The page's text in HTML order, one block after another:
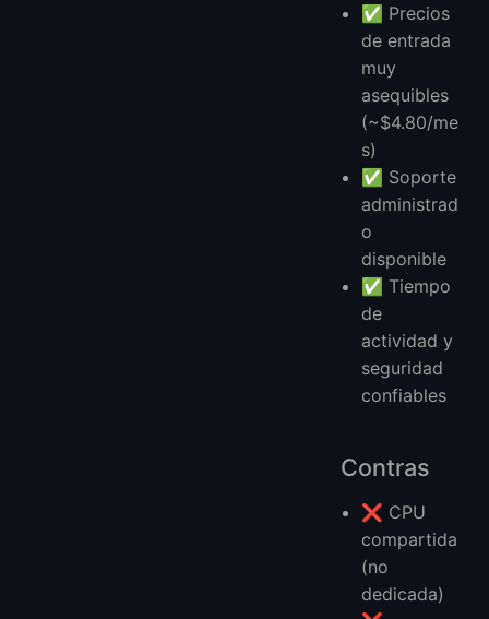
✅ Precios
de entrada
muy
asequibles
(~$4.80/me
s)
✅ Soporte
administrad
o
disponible
✅ Tiempo
de
actividad y
seguridad
confiables
Contras
❌ CPU
compartida
(no
dedicada)